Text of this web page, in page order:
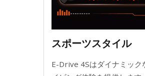
スポーツスタイル
E-Drive 4Sはダイナミック